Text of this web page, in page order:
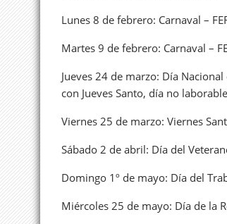
Lunes 8 de febrero: Carnaval –
Martes 9 de febrero: Carnaval –
Jueves 24 de marzo: Día
con Jueves Santo, día no
Viernes 25 de marzo: Viernes
Sábado 2 de abril: Día del
Domingo 1º de mayo: Día del
Miércoles 25 de mayo: Día de la